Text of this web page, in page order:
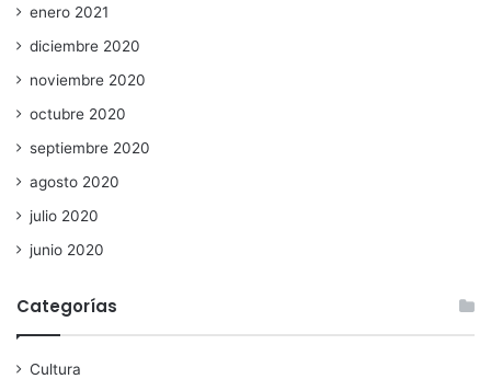
enero 2021
diciembre 2020
noviembre 2020
octubre 2020
septiembre 2020
agosto 2020
julio 2020
junio 2020
Categorías
Cultura